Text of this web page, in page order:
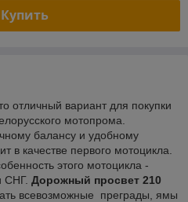
Купить
отличный вариант для покупки
мотопрома.
балансу и удобному
в качестве первого мотоцикла.
этого мотоцикла -
СНГ. Дорожный просвет 210
всевозможные преграды, ямы